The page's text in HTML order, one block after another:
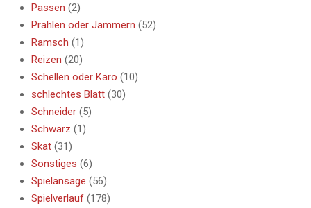
Passen (2)
Prahlen oder Jammern (52)
Ramsch (1)
Reizen (20)
Schellen oder Karo (10)
schlechtes Blatt (30)
Schneider (5)
Schwarz (1)
Skat (31)
Sonstiges (6)
Spielansage (56)
Spielverlauf (178)